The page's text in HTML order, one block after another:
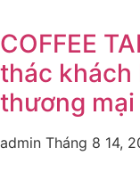
COFFEE
thác khách
thương mại
admin Tháng 8 14,